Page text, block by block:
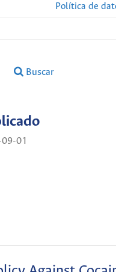
Política de
Buscar
01